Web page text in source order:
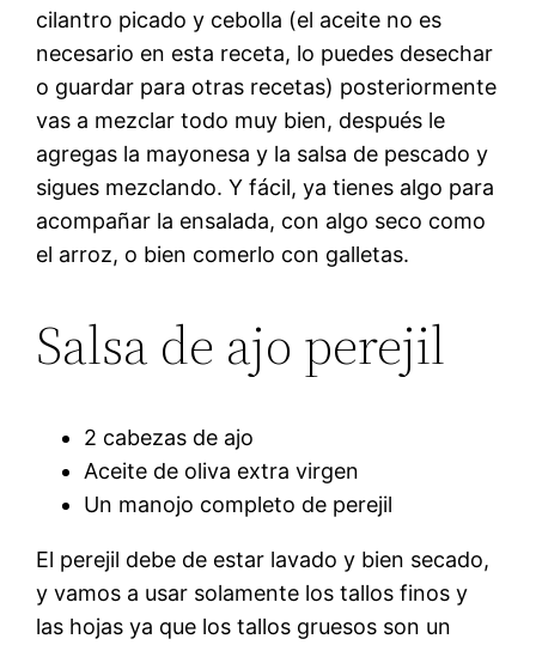
cilantro picado y cebolla (el aceite no es
necesario en esta receta, lo puedes desechar
o guardar para otras recetas) posteriormente
vas a mezclar todo muy bien, después le
agregas la mayonesa y la salsa de pescado y
sigues mezclando. Y fácil, ya tienes algo para
acompañar la ensalada, con algo seco como
el arroz, o bien comerlo con galletas.
Salsa de ajo perejil
2 cabezas de ajo
Aceite de oliva extra virgen
Un manojo completo de perejil
El perejil debe de estar lavado y bien secado,
y vamos a usar solamente los tallos finos y
las hojas ya que los tallos gruesos son un